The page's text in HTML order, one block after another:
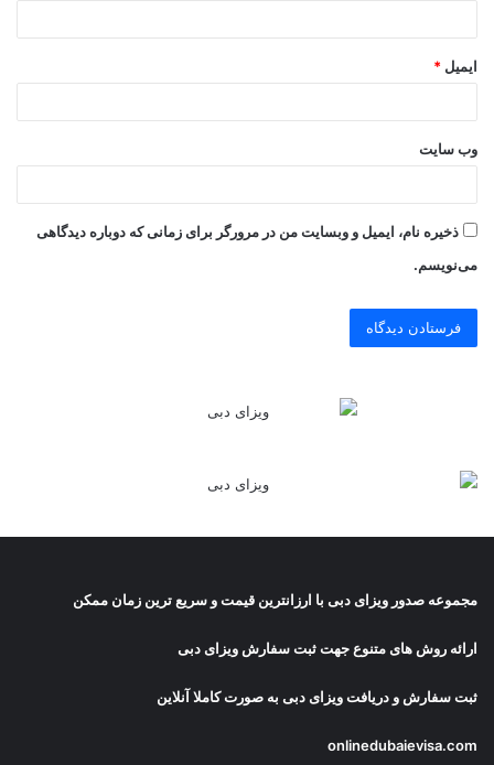
ایمیل *
وب‌ سایت
ذخیره نام، ایمیل و وبسایت من در مرورگر برای زمانی که دوباره دیدگاهی
می‌نویسم.
مجموعه صدور ویزای دبی با ارزانترین قیمت و سریع ترین زمان ممکن
ارائه روش های متنوع جهت ثبت سفارش ویزای دبی
ثبت سفارش و دریافتویزای دبی به صورت کاملا آنلاین
onlinedubaievisa.com